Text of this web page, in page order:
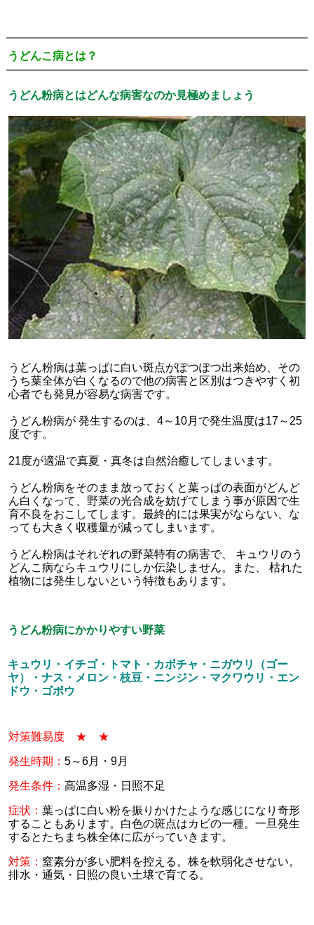
うどんこ病とは？
うどん粉病とはどんな病害なのか見極めましょう
うどん粉病は葉っぱに白い斑点がぽつぽつ出来始め、その
うち葉全体が白くなるので他の病害と区別はつきやすく初
心者でも発見が容易な病害です。
うどん粉病が 発生するのは、4～10月で発生温度は17～25
度です。
21度が適温で真夏・真冬は自然治癒してしまいます。
うどん粉病をそのまま放っておくと葉っぱの表面がどんど
ん白くなって、野菜の光合成を妨げてしまう事が原因で生
育不良をおこしてします。最終的には果実がならない、な
っても大きく収穫量が減ってしまいます。
うどん粉病はそれぞれの野菜特有の病害で、 キュウリのう
どんこ病ならキュウリにしか伝染しません。また、 枯れた
植物には発生しないという特徴もあります。
うどん粉病にかかりやすい野菜
キュウリ・イチゴ・トマト・カボチャ・ニガウリ（ゴー
ヤ）・ナス・メロン・枝豆・ニンジン・マクワウリ・エン
ドウ・ゴボウ
対策難易度 ★ ★
発生時期： 5～6月・9月
発生条件： 高温多湿・日照不足
症状： 葉っぱに白い粉を振りかけたような感じになり奇形
することもあります。白色の斑点はカビの一種。一旦発生
するとたちまち株全体に広がっていきます。
対策： 窒素分が多い肥料を控える。株を軟弱化させない。
排水・通気・日照の良い土壌で育てる。